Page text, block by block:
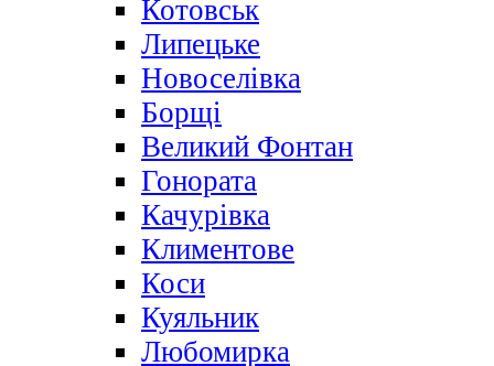
Котовськ
Липецьке
Новоселівка
Борщі
Великий Фонтан
Гонората
Качурівка
Климентове
Коси
Куяльник
Любомирка